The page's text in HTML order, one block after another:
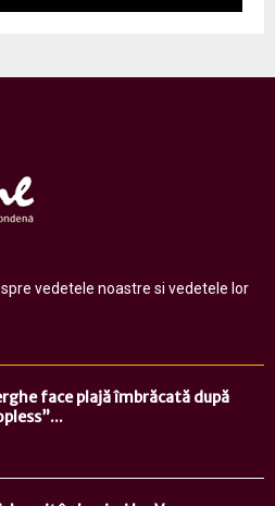
vedetele noastre si vedetele lor
face plajă îmbrăcată după